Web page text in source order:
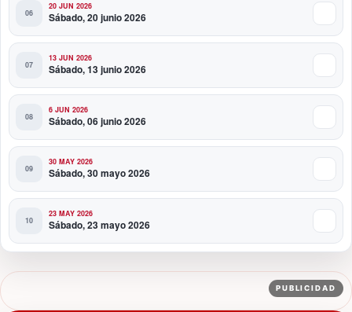
20 JUN 2026
Sábado, 20 junio 2026
13 JUN 2026
Sábado, 13 junio 2026
6 JUN 2026
Sábado, 06 junio 2026
30 MAY 2026
Sábado, 30 mayo 2026
23 MAY 2026
Sábado, 23 mayo 2026
PUBLICIDAD